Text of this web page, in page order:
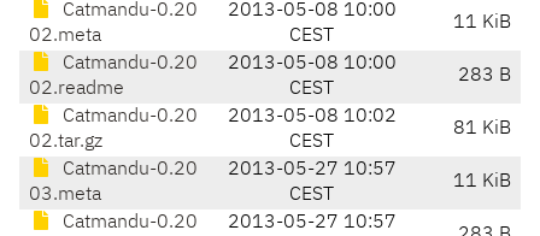
Catmandu-0.20
02.meta
2013-05-08 10:00
CEST
11 KiB
Catmandu-0.20
02.readme
2013-05-08 10:00
CEST
283 B
Catmandu-0.20
02.tar.gz
2013-05-08 10:02
CEST
81 KiB
Catmandu-0.20
03.meta
2013-05-27 10:57
CEST
11 KiB
Catmandu-0.20
2013-05-27 10:57